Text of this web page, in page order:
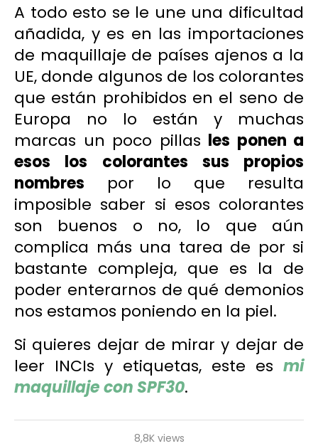
A todo esto se le une una dificultad
añadida, y es en las importaciones
de maquillaje de países ajenos a la
UE, donde algunos de los colorantes
que están prohibidos en el seno de
Europa no lo están y muchas
marcas un poco pillas les ponen a
esos los colorantes sus propios
nombres por lo que resulta
imposible saber si esos colorantes
son buenos o no, lo que aún
complica más una tarea de por si
bastante compleja, que es la de
poder enterarnos de qué demonios
nos estamos poniendo en la piel.
Si quieres dejar de mirar y dejar de
leer INCIs y etiquetas, este es mi
maquillaje con SPF30.
8,8K views